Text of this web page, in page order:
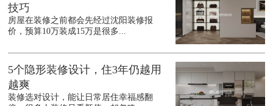
技巧
房屋在装修之前都会先经过沈阳装修报
价，预算10万装成15万是很多...
5个隐形装修设计，住3年仍越用
越爽
装修选对设计，能让日常居住幸福感翻